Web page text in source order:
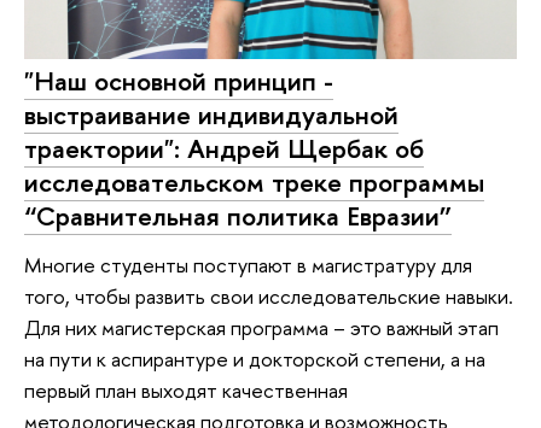
"Наш основной принцип -
выстраивание индивидуальной
траектории": Андрей Щербак об
исследовательском треке программы
“Сравнительная политика Евразии”
Многие студенты поступают в магистратуру для
того, чтобы развить свои исследовательские навыки.
Для них магистерская программа – это важный этап
на пути к аспирантуре и докторской степени, а на
первый план выходят качественная
методологическая подготовка и возможность